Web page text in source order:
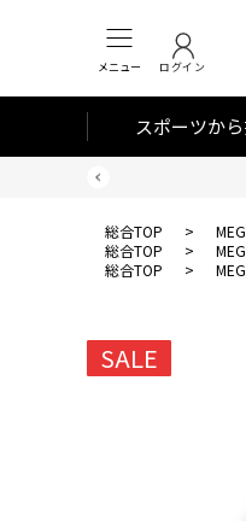
メニュー ログイン
スポーツか
総合TOP >
総合TOP
>
総合TOP
>
SALE